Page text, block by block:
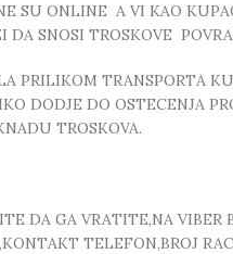
SU ONLINE A VI KAO
DA SNOSI TROSKOVE
PRILIKOM TRANSPORTA
DODJE DO OSTECENJA
TROSKOVA.
DA GA VRATITE,NA VIBER
TELEFON,BROJ